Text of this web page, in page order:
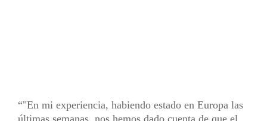
"En mi experiencia, habiendo estado en Europa las
últimas semanas, nos hemos dado cuenta de que el